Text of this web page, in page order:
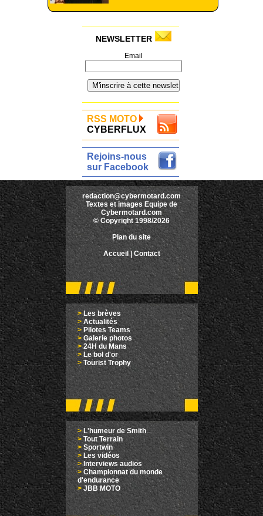
NEWSLETTER
Email
RSS MOTO
CYBERFLUX
Rejoins-nous
sur Facebook
redaction@cybermotard.com
Textes et images Equipe de
Cybermotard.com
© Copyright 1998/2026
Plan du site
Accueil |Contact
>Les brèves
> Actualités
> Pilotes Teams
>Galerie photos
>24H du Mans
>Le bol d'or
> Tourist Trophy
>L'humeur de Smith
> Tout Terrain
> Sportwin
> Les vidéos
> Interviews audios
>Championnat du monde
d'endurance
> JBB MOTO